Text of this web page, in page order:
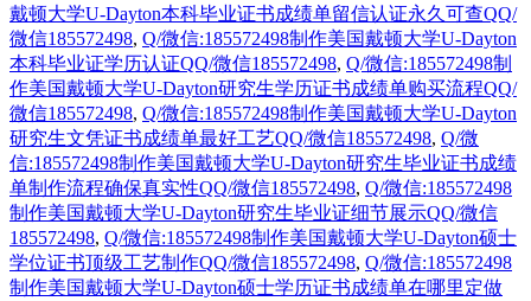
戴顿大学U-Dayton本科毕业证书成绩单留信认证永久可查QQ/
微信185572498, Q/微信:185572498制作美国戴顿大学U-Dayton
本科毕业证学历认证QQ/微信185572498, Q/微信:185572498制
作美国戴顿大学U-Dayton研究生学历证书成绩单购买流程QQ/
微信185572498, Q/微信:185572498制作美国戴顿大学U-Dayton
研究生文凭证书成绩单最好工艺QQ/微信185572498, Q/微
信:185572498制作美国戴顿大学U-Dayton研究生毕业证书成绩
单制作流程确保真实性QQ/微信185572498, Q/微信:185572498
制作美国戴顿大学U-Dayton研究生毕业证细节展示QQ/微信
185572498, Q/微信:185572498制作美国戴顿大学U-Dayton硕士
学位证书顶级工艺制作QQ/微信185572498, Q/微信:185572498
制作美国戴顿大学U-Dayton硕士学历证书成绩单在哪里定做